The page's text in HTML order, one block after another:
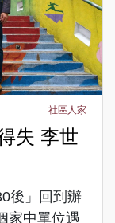
社區人家
失 李世
後」回到辦
家中單位遇